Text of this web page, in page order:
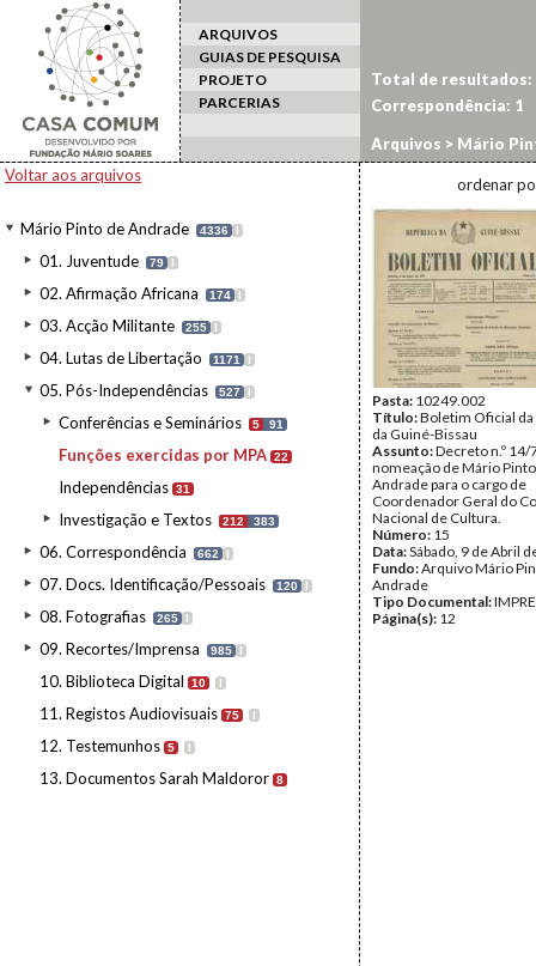
ARQUIVOS
GUIAS DE PESQUISA
PROJETO
PARCERIAS
Voltar aos arquivos
Mário Pinto de Andrade 4336 I
01. Juventude 79 I
02. Afirmação Africana 174 I
03. Acção Militante 255 I
04. Lutas de Libertação 1171 I
05. Pós-Independências 527 I
Conferências e Seminários 5 91
Funções exercidas por MPA 22
Independências 31
Investigação e Textos 212 383
06. Correspondência 662 I
07. Docs. Identificação/Pessoais 120 I
08. Fotografias 265 I
09. Recortes/Imprensa 985 I
10. Biblioteca Digital 10 I
11. Registos Audiovisuais 75 I
12. Testemunhos 5 I
13. Documentos Sarah Maldoror 8
Total de resultados:
Correspondência: 1
Arquivos > Mário
ordenar
Pasta: 10249.002
Título:Boletim Oficial da
da Guiné-Bissau
Assunto:Decreto n.º 14/
nomeação de Mário
Andrade para o cargo de
Coordenador Geral do
Nacional de Cultura.
Número: 15
Data:Sábado, 9 de Abril
Fundo:Arquivo Mário
Andrade
Tipo Documental:
Página(s): 12